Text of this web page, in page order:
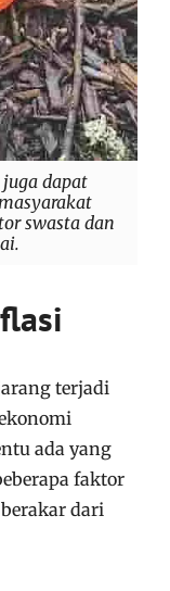
dapat
swasta dan
terjadi
ada yang
faktor
dari